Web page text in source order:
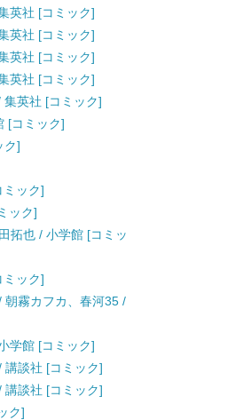
英社 [コミック]
英社 [コミック]
英社 [コミック]
英社 [コミック]
英社 [コミック]
[コミック]
ク]
ック]
ック]
拓也 / 小学館 [コミッ
ック]
朝霧カフカ、春河35 /
学館 [コミック]
講談社 [コミック]
講談社 [コミック]
ク]